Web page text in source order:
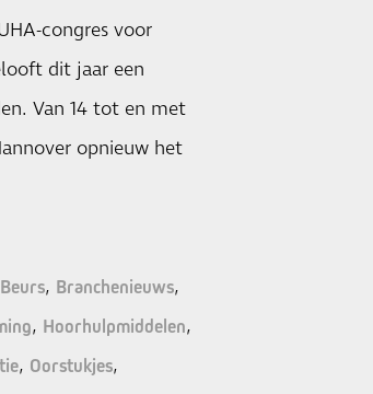
congres voor
dit jaar een
Van 14 tot en met
opnieuw het
Beurs Branchenieuws
Hoorhulpmiddelen
Oorstukjes